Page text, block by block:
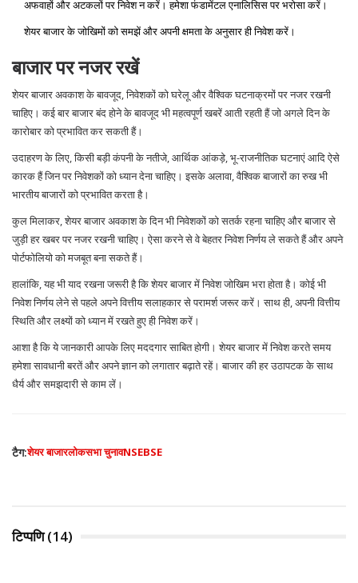
अफवाहों और अटकलों पर निवेश न करें। हमेशा फंडामेंटल एनालिसिस पर भरोसा करें।
शेयर बाजार के जोखिमों को समझें और अपनी क्षमता के अनुसार ही निवेश करें।
बाजार पर नजर रखें
शेयर बाजार अवकाश के बावजूद, निवेशकों को घरेलू और वैश्विक घटनाक्रमों पर नजर रखनी
चाहिए। कई बार बाजार बंद होने के बावजूद भी महत्वपूर्ण खबरें आती रहती हैं जो अगले दिन के
कारोबार को प्रभावित कर सकती हैं।
उदाहरण के लिए, किसी बड़ी कंपनी के नतीजे, आर्थिक आंकड़े, भू-राजनीतिक घटनाएं आदि ऐसे
कारक हैं जिन पर निवेशकों को ध्यान देना चाहिए। इसके अलावा, वैश्विक बाजारों का रुख भी
भारतीय बाजारों को प्रभावित करता है।
कुल मिलाकर, शेयर बाजार अवकाश के दिन भी निवेशकों को सतर्क रहना चाहिए और बाजार से
जुड़ी हर खबर पर नजर रखनी चाहिए। ऐसा करने से वे बेहतर निवेश निर्णय ले सकते हैं और अपने
पोर्टफोलियो को मजबूत बना सकते हैं।
हालांकि, यह भी याद रखना जरूरी है कि शेयर बाजार में निवेश जोखिम भरा होता है। कोई भी
निवेश निर्णय लेने से पहले अपने वित्तीय सलाहकार से परामर्श जरूर करें। साथ ही, अपनी वित्तीय
स्थिति और लक्ष्यों को ध्यान में रखते हुए ही निवेश करें।
आशा है कि ये जानकारी आपके लिए मददगार साबित होगी। शेयर बाजार में निवेश करते समय
हमेशा सावधानी बरतें और अपने ज्ञान को लगातार बढ़ाते रहें। बाजार की हर उठापटक के साथ
धैर्य और समझदारी से काम लें।
टैग:शेयर बाजारलोकसभा चुनावNSEBSE
टिप्पणि (14)